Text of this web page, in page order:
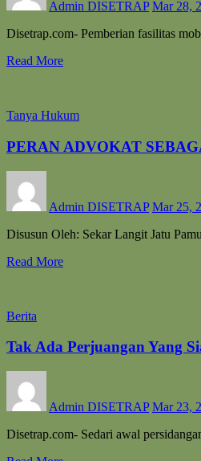
Admin DISETRAP Mar 28,
Disetrap.com- Pemberian fasilitas
Read More
Tanya Hukum
PERAN ADVOKAT
Admin DISETRAP Mar 25,
Disusun Oleh: Sekar Langit Jatu
Read More
Berita
Tak Ada Perjuangan Yang
Admin DISETRAP Mar 23,
Disetrap.com- Sedari awal